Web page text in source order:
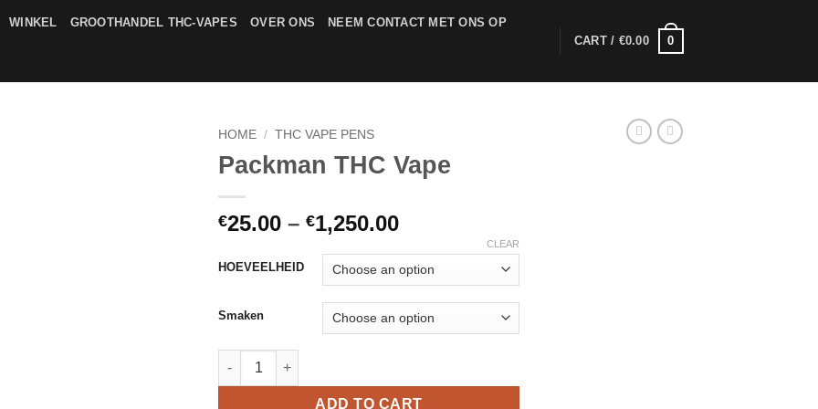
WINKEL GROOTHANDEL THC-VAPES OVER ONS NEEM CONTACT MET ONS OP
CART / €0.00 0
HOME / THC VAPE PENS
Packman THC Vape
€25.00 – €1,250.00Price
€25.00
through
€1,250.00
HOEVEELHEID
Smaken
CLEAR
Packman THC Vape quantity
ADD TO CART